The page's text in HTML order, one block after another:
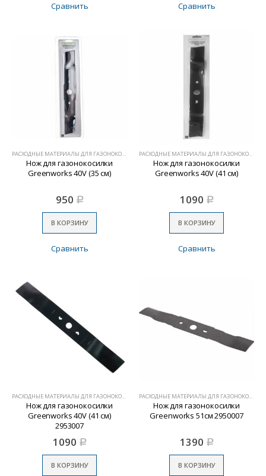
Сравнить Сравнить
РАСХОДНЫЕ МАТЕРИАЛЫ ДЛЯ ГАЗОНОКОСИЛОК
Нож для газонокосилки
Greenworks 40V (35 см)
950 Р
В КОРЗИНУ
Сравнить
РАСХОДНЫЕ МАТЕРИАЛЫ ДЛЯ ГАЗОНОКОСИЛОК
Нож для газонокосилки
Greenworks 40V (41 см)
1090 Р
В КОРЗИНУ
Сравнить
РАСХОДНЫЕ МАТЕРИАЛЫ ДЛЯ ГАЗОНОКОСИЛОК
Нож для газонокосилки
Greenworks 40V (41 см)
2953007
1090 Р
В КОРЗИНУ
РАСХОДНЫЕ МАТЕРИАЛЫ ДЛЯ ГАЗОНОКОСИЛОК
Нож для газонокосилки
Greenworks 51см 2950007
1390 Р
В КОРЗИНУ